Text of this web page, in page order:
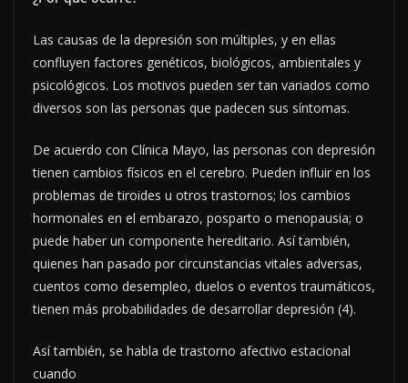
Las causas de la depresión son múltiples, y en ellas
confluyen factores genéticos, biológicos, ambientales y
psicológicos. Los motivos pueden ser tan variados como
diversos son las personas que padecen sus síntomas.
De acuerdo con Clínica Mayo, las personas con depresión
tienen cambios físicos en el cerebro. Pueden influir en los
problemas de tiroides u otros trastornos; los cambios
hormonales en el embarazo, posparto o menopausia; o
puede haber un componente hereditario. Así también,
quienes han pasado por circunstancias vitales adversas,
cuentos como desempleo, duelos o eventos traumáticos,
tienen más probabilidades de desarrollar depresión (4).
Así también, se habla de trastorno afectivo estacional
cuando